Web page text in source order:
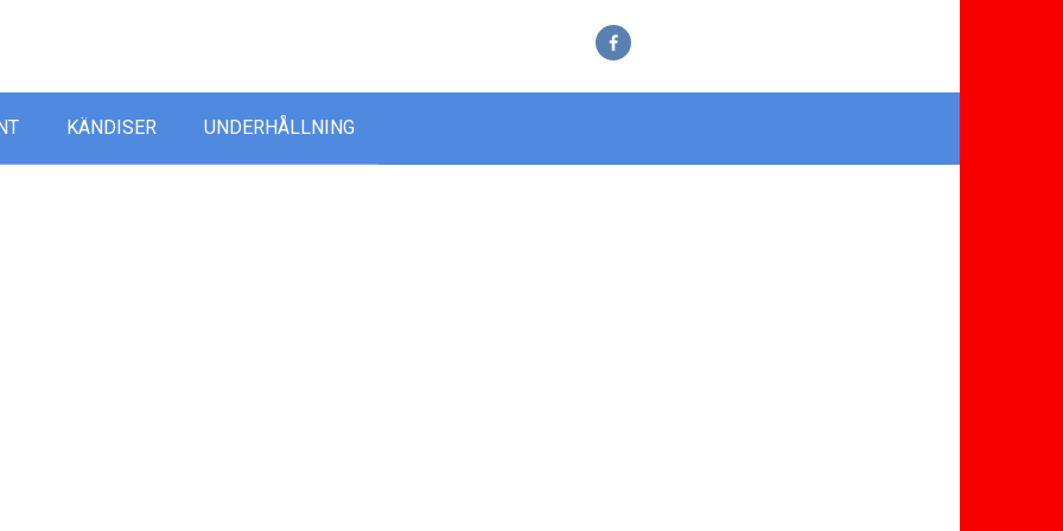
KÄNDISER UNDERHÅLLNING